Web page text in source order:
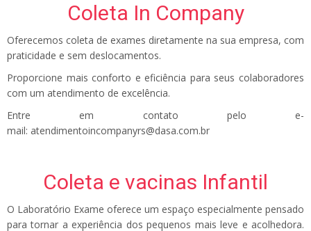
Coleta In Company
Oferecemos coleta de exames diretamente na sua empresa, com
praticidade e sem deslocamentos.
Proporcione mais conforto e eficiência para seus colaboradores
com um atendimento de excelência.
Entre em contato pelo e-
mail: atendimentoincompanyrs@dasa.com.br
Coleta e vacinas Infantil
O Laboratório Exame oferece um espaço especialmente pensado
para tornar a experiência dos pequenos mais leve e acolhedora.